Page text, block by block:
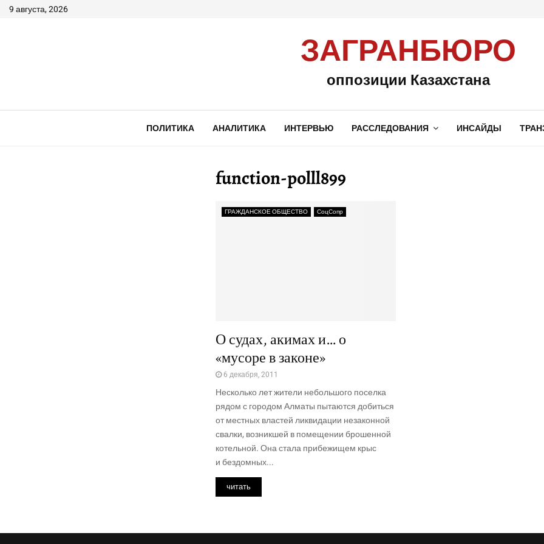
9 августа, 2026
ЗАГРАНБЮРО
оппозиции Казахстана
ПОЛИТИКА АНАЛИТИКА ИНТЕРВЬЮ РАССЛЕДОВАНИЯ ИНСАЙДЫ
function-polll899
ГРАЖДАНСКОЕ ОБЩЕСТВО СоцСопр
О судах, акимах и… о
«мусоре в законе»
6 декабря, 2011
Несколь­ко лет жите­ли неболь­шо­го посел­ка
рядом с горо­дом Алма­ты пыта­ют­ся добить­ся
от мест­ных вла­стей лик­ви­да­ции неза­кон­ной
свал­ки, воз­ник­шей в поме­ще­нии бро­шен­ной
котель­ной. Она ста­ла при­бе­жи­щем крыс
и без­дом­ных...
читать